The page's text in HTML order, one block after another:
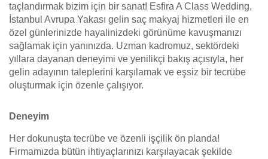
taçlandırmak bizim için bir sanat! Esfira A Class Wedding,
İstanbul Avrupa Yakası gelin saç makyaj hizmetleri ile en
özel günlerinizde hayalinizdeki görünüme kavuşmanızı
sağlamak için yanınızda. Uzman kadromuz, sektördeki
yıllara dayanan deneyimi ve yenilikçi bakış açısıyla, her
gelin adayının taleplerini karşılamak ve eşsiz bir tecrübe
oluşturmak için özenle çalışıyor.
Deneyim
Her dokunuşta tecrübe ve özenli işçilik ön planda!
Firmamızda bütün ihtiyaçlarınızı karşılayacak şekilde